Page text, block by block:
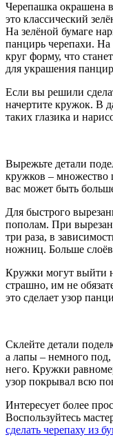
Черепашка окрашена
это классический
На зелёной бумаге
панцирь черепахи. На
круг форму, что
для украшения
Если вы решили
начертите кружок. В
таких глазика и
Вырежьте детали
кружков –
вас может быть
Для быстрого
пополам. При
три раза, в
ножниц. Больше слоёв
Кружки могут выйти
страшно, им не
это сделает узор
Склейте детали
а лапы – немного
него. Кружки
узор покрывал всю
Интересует более
Воспользуйтесь
сделать черепаху из